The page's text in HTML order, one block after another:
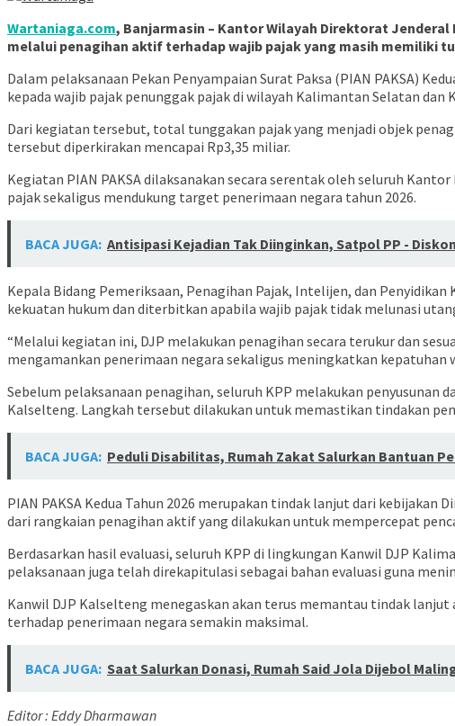
Wartaniaga.com, Banjarmasin – Kantor Wilayah Direktorat
melalui penagihan aktif terhadap wajib pajak yang masih memiliki
Dalam pelaksanaan Pekan Penyampaian Surat Paksa (PIAN PAKSA)
kepada wajib pajak penunggak pajak di wilayah Kalimantan Selatan dan
Dari kegiatan tersebut, total tunggakan pajak yang menjadi objek
tersebut diperkirakan mencapai Rp3,35 miliar.
Kegiatan PIAN PAKSA dilaksanakan secara serentak oleh seluruh
pajak sekaligus mendukung target penerimaan negara tahun 2026.
BACA JUGA: Antisipasi Kejadian Tak Diinginkan, Satpol PP -
Kepala Bidang Pemeriksaan, Penagihan Pajak, Intelijen, dan
kekuatan hukum dan diterbitkan apabila wajib pajak tidak melunasi
“Melalui kegiatan ini, DJP melakukan penagihan secara terukur dan
mengamankan penerimaan negara sekaligus meningkatkan kepatuhan
Sebelum pelaksanaan penagihan, seluruh KPP melakukan
Kalselteng. Langkah tersebut dilakukan untuk memastikan tindakan
BACA JUGA: Peduli Disabilitas, Rumah Zakat Salurkan Bantuan
PIAN PAKSA Kedua Tahun 2026 merupakan tindak lanjut dari
dari rangkaian penagihan aktif yang dilakukan untuk mempercepat
Berdasarkan hasil evaluasi, seluruh KPP di lingkungan Kanwil DJP
pelaksanaan juga telah direkapitulasi sebagai bahan evaluasi guna
Kanwil DJP Kalselteng menegaskan akan terus memantau tindak
terhadap penerimaan negara semakin maksimal.
BACA JUGA: Saat Salurkan Donasi, Rumah Said Jola Dijebol
Editor : Eddy Dharmawan